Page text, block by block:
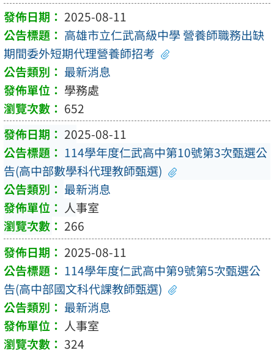
2025-08-11
高雄市立仁武高級中學 營養師職務出缺
期間委外短期代理營養師招考
最新消息
學務處
652
2025-08-11
114學年度仁武高中第10號第3次甄選公
告(高中部數學科代理教師甄選)
最新消息
人事室
266
2025-08-11
114學年度仁武高中第9號第5次甄選公
告(高中部國文科代課教師甄選)
最新消息
人事室
324